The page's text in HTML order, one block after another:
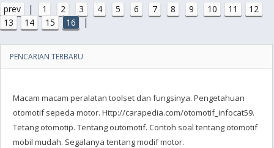
prev | 1 2 3 4 5 6 7 8 9 10 11
12
13
14 15 16 |
PENCARIAN TERBARU
Macam macam peralatan toolset dan fungsinya. Pengetahuan
otomotif sepeda motor. Http://carapedia.com/otomotif_infocat59.
Tetang otomotip. Tentang outomotif. Contoh soal tentang otomotif
mobil mudah. Segalanya tentang modif motor.